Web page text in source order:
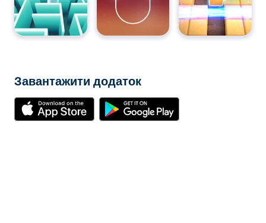
Завантажити додаток